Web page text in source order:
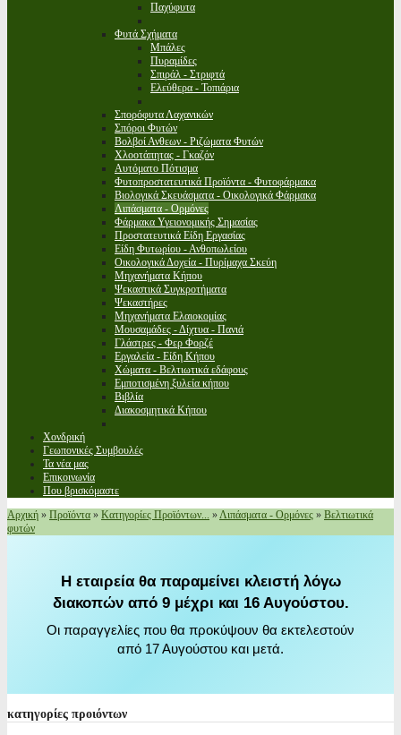
Παχύφυτα
Φυτά Σχήματα
Μπάλες
Πυραμίδες
Σπιράλ - Στριφτά
Ελεύθερα - Τοπιάρια
Σπορόφυτα Λαχανικών
Σπόροι Φυτών
Βολβοί Ανθεων - Ριζώματα Φυτών
Χλοοτάπητας - Γκαζόν
Αυτόματο Πότισμα
Φυτοπροστατευτικά Προϊόντα - Φυτοφάρμακα
Βιολογικά Σκευάσματα - Οικολογικά Φάρμακα
Λιπάσματα - Ορμόνες
Φάρμακα Υγειονομικής Σημασίας
Προστατευτικά Είδη Εργασίας
Είδη Φυτωρίου - Ανθοπωλείου
Οικολογικά Δοχεία - Πυρίμαχα Σκεύη
Μηχανήματα Κήπου
Ψεκαστικά Συγκροτήματα
Ψεκαστήρες
Μηχανήματα Ελαιοκομίας
Μουσαμάδες - Δίχτυα - Πανιά
Γλάστρες - Φερ Φορζέ
Εργαλεία - Είδη Κήπου
Χώματα - Βελτιωτικά εδάφους
Εμποτισμένη ξυλεία κήπου
Βιβλία
Διακοσμητικά Κήπου
Χονδρική
Γεωπονικές Συμβουλές
Τα νέα μας
Επικοινωνία
Που βρισκόμαστε
Αρχική » Προϊόντα » Κατηγορίες Προϊόντων... »Λιπάσματα - Ορμόνες » Βελτιωτικά
φυτών
Η εταιρεία θα παραμείνει κλειστή λόγω
διακοπών από 9 μέχρι και 16 Αυγούστου.
Οι παραγγελίες που θα προκύψουν θα εκτελεστούν
από 17 Αυγούστου και μετά.
κατηγορίες προιόντων